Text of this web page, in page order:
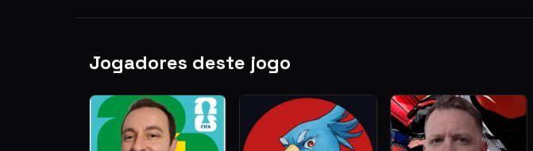
Jogadores deste jogo